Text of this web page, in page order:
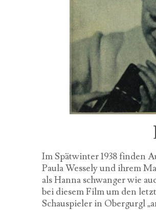
Im Spätwinter 1938 finden
Paula Wessely und ihrem
als Hanna schwanger wie
bei diesem Film um den
Schauspieler in Obergurgl